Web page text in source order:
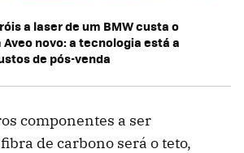
a laser de um BMW custa o
novo: a tecnologia está a
de pós-venda
componentes a ser
de carbono será o teto,